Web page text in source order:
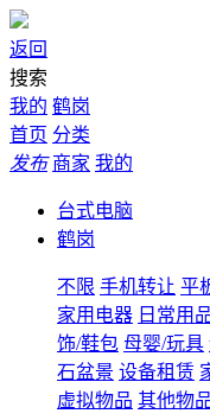
返回
搜索
我的 鹤岗
首页 分类
发布 商家 我的
台式电脑
鹤岗
不限 手机转让 平
家用电器 日常用
饰/鞋包 母婴/玩具
石盆景 设备租赁
虚拟物品 其他物